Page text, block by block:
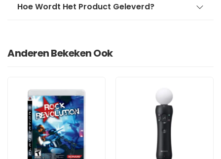
Hoe Wordt Het Product Geleverd?
Anderen Bekeken Ook